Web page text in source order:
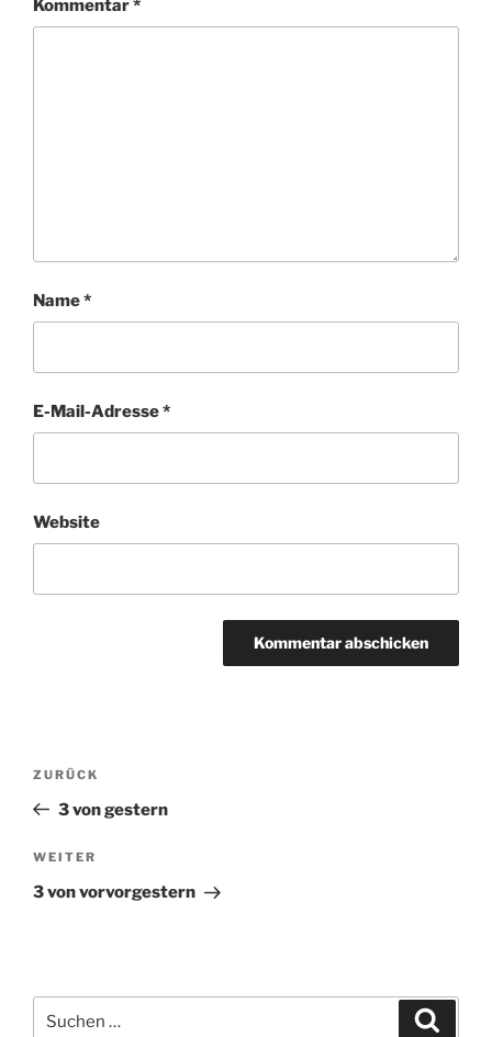
Kommentar*
Name*
E-Mail-Adresse*
Website
Beitragsnavigation
Vorheriger
Beitrag
ZURÜCK
3 von gestern
Nächster
Beitrag
WEITER
3 von vorvorgestern
Suchen